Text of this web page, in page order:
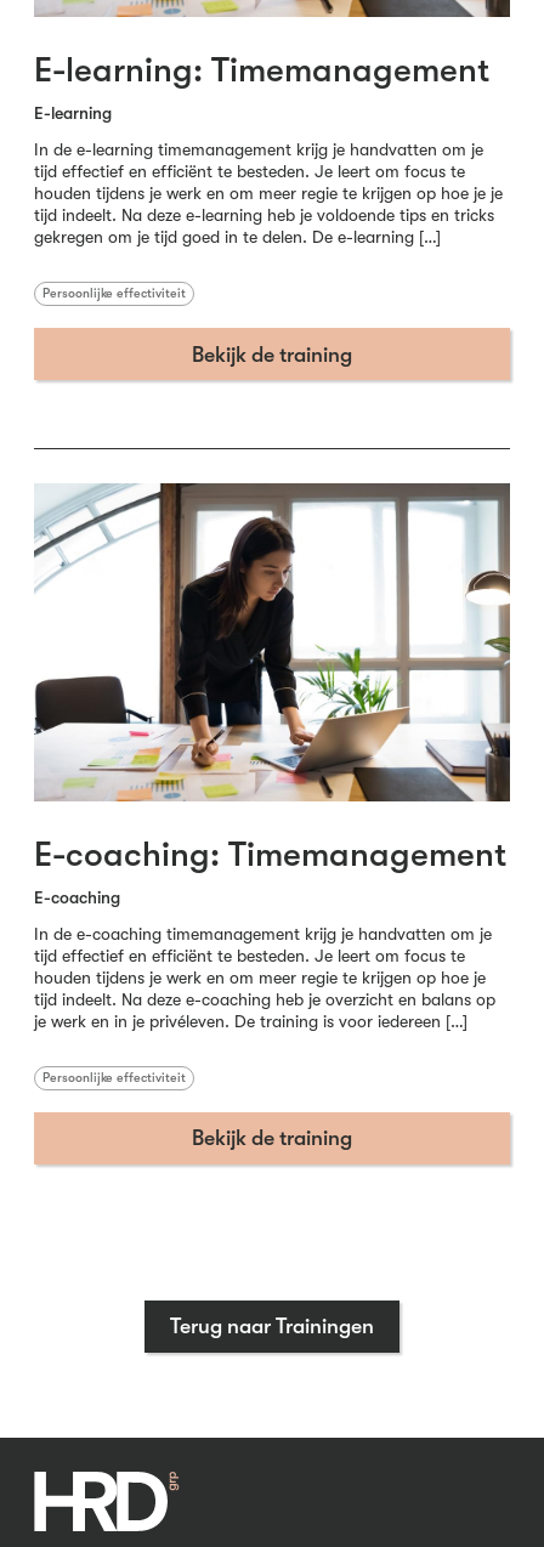
E-learning: Timemanagement
E-learning
In de e-learning timemanagement krijg je handvatten om je
tijd effectief en efficiënt te besteden. Je leert om focus te
houden tijdens je werk en om meer regie te krijgen op hoe je je
tijd indeelt. Na deze e-learning heb je voldoende tips en tricks
gekregen om je tijd goed in te delen. De e-learning […]
Persoonlijke effectiviteit
Bekijk de training
E-coaching: Timemanagement
E-coaching
In de e-coaching timemanagement krijg je handvatten om je
tijd effectief en efficiënt te besteden. Je leert om focus te
houden tijdens je werk en om meer regie te krijgen op hoe je
tijd indeelt. Na deze e-coaching heb je overzicht en balans op
je werk en in je privéleven. De training is voor iedereen […]
Persoonlijke effectiviteit
Bekijk de training
Terug naar Trainingen